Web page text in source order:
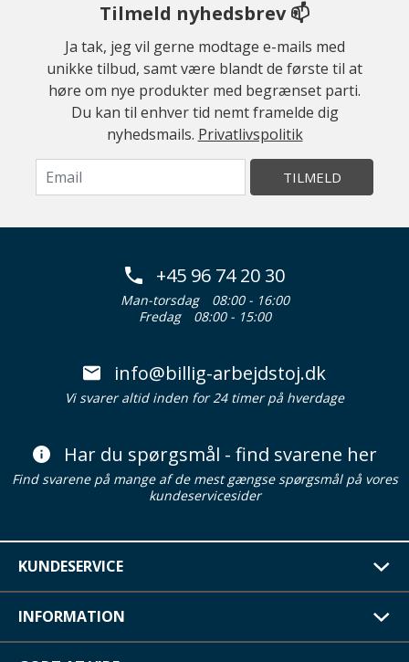
Tilmeld nyhedsbrev 📫
Ja tak, jeg vil gerne modtage e-mails med
unikke tilbud, samt være blandt de første til at
høre om nye produkter med begrænset parti.
Du kan til enhver tid nemt framelde dig
nyhedsmails. Privatlivspolitik
TILMELD
+45 96 74 20 30
Man-torsdag
08:00 - 16:00
Fredag
08:00 - 15:00
info@billig-arbejdstoj.dk
Vi svarer altid inden for 24 timer på hverdage
Har du spørgsmål - find svarene her
Find svarene på mange af de mest gængse spørgsmål på vores
kundeservicesider
KUNDESERVICE
INFORMATION